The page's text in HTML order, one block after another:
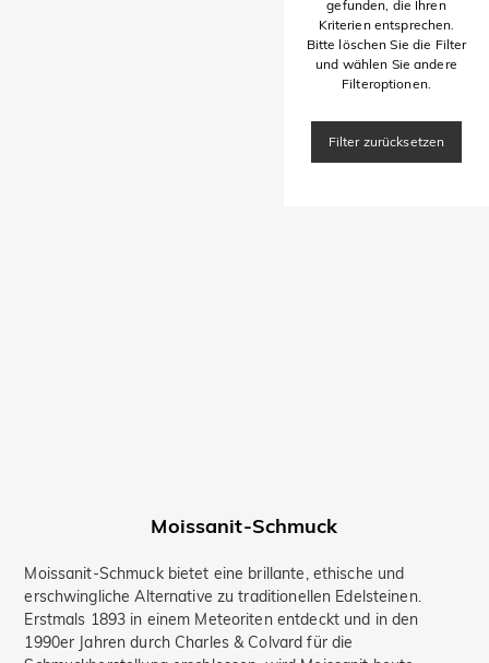
gefunden, die Ihren
Kriterien entsprechen.
Bitte löschen Sie die Filter
und wählen Sie andere
Filteroptionen.
Filter zurücksetzen
Moissanit-Schmuck
Moissanit-Schmuck bietet eine brillante, ethische und
erschwingliche Alternative zu traditionellen Edelsteinen.
Erstmals 1893 in einem Meteoriten entdeckt und in den
1990er Jahren durch Charles & Colvard für die